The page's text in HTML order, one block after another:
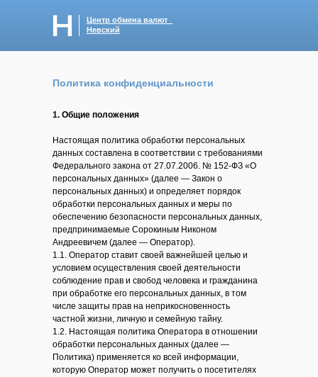
Политика конфиденциальности
1. Общие положения
Настоящая политика обработки персональных
данных составлена в соответствии с требованиями
Федерального закона от 27.07.2006. № 152-ФЗ «О
персональных данных» (далее — Закон о
персональных данных) и определяет порядок
обработки персональных данных и меры по
обеспечению безопасности персональных данных,
предпринимаемые Сорокиным Никоном
Андреевичем (далее — Оператор).
1.1. Оператор ставит своей важнейшей целью и
условием осуществления своей деятельности
соблюдение прав и свобод человека и гражданина
при обработке его персональных данных, в том
числе защиты прав на неприкосновенность
частной жизни, личную и семейную тайну.
1.2. Настоящая политика Оператора в отношении
обработки персональных данных (далее —
Политика) применяется ко всей информации,
которую Оператор может получить о посетителях
Центр обмена валют
Невский